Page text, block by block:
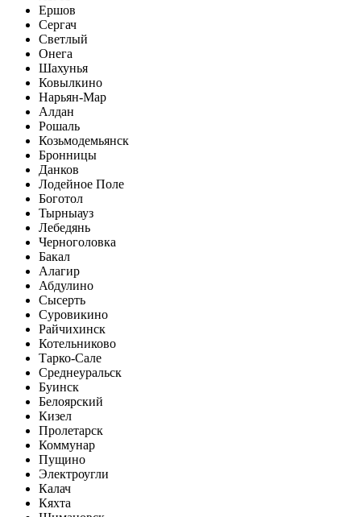
Ершов
Сергач
Светлый
Онега
Шахунья
Ковылкино
Нарьян-Мар
Алдан
Рошаль
Козьмодемьянск
Бронницы
Данков
Лодейное Поле
Боготол
Тырныауз
Лебедянь
Черноголовка
Бакал
Алагир
Абдулино
Сысерть
Суровикино
Райчихинск
Котельниково
Тарко-Сале
Среднеуральск
Буинск
Белоярский
Кизел
Пролетарск
Коммунар
Пущино
Электроугли
Калач
Кяхта